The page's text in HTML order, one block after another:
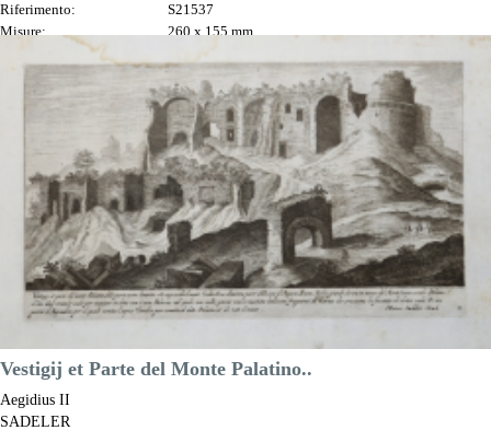
Riferimento:
S21537
Misure:
260 x 155 mm
 Anteprima
DESCRIZIONE
Vestigij et Parte del Monte Palatino..
Aegidius II
SADELER